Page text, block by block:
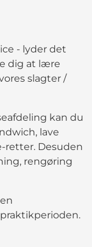
- lyder det
dig at lære
slagter /
kan du
lave
retter. Desuden
rengøring